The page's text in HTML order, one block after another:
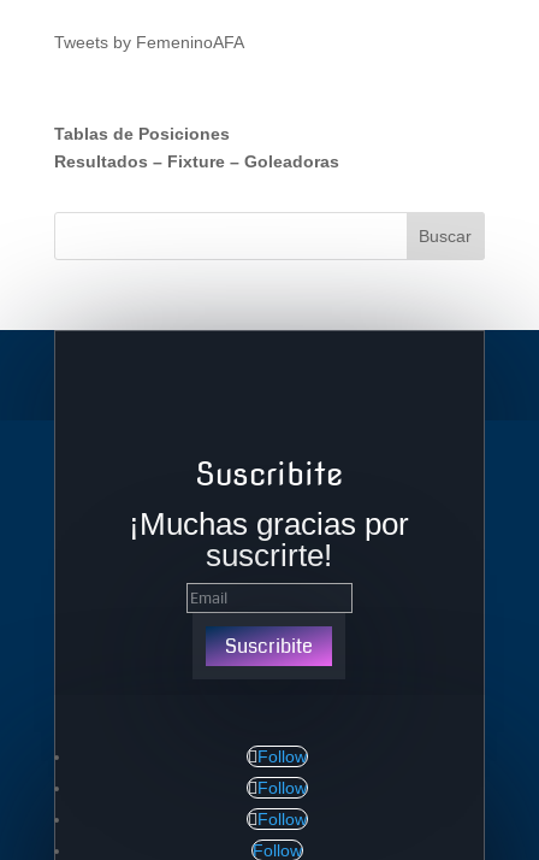
Tweets by FemeninoAFA
Tablas de Posiciones
Resultados – Fixture– Goleadoras
Suscribite
¡Muchas gracias por
suscrirte!
Suscribite
Follow
Follow
Follow
Follow